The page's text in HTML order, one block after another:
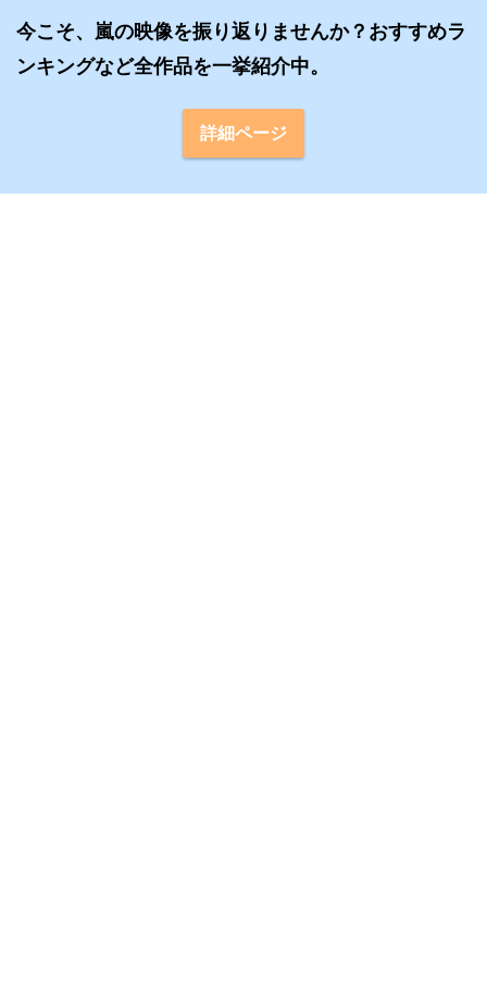
今こそ、嵐の映像を振り返りませんか？おすすめラ
ンキングなど全作品を一挙紹介中。
詳細ページ